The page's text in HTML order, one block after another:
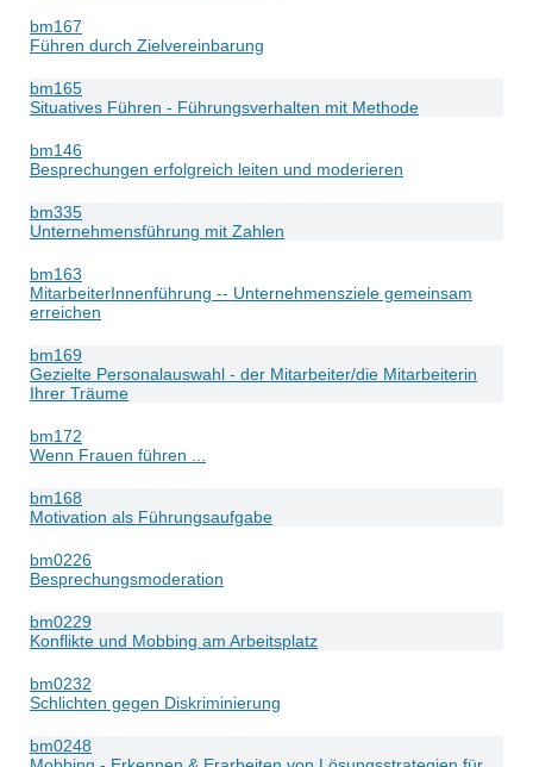
bm167
Führen durch Zielvereinbarung
bm165
Situatives Führen - Führungsverhalten mit Methode
bm146
Besprechungen erfolgreich leiten und moderieren
bm335
Unternehmensführung mit Zahlen
bm163
MitarbeiterInnenführung -- Unternehmensziele gemeinsam
erreichen
bm169
Gezielte Personalauswahl - der Mitarbeiter/die Mitarbeiterin
Ihrer Träume
bm172
Wenn Frauen führen ...
bm168
Motivation als Führungsaufgabe
bm0226
Besprechungsmoderation
bm0229
Konflikte und Mobbing am Arbeitsplatz
bm0232
Schlichten gegen Diskriminierung
bm0248